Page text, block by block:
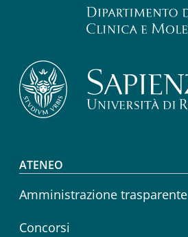
Footer menu
ATENEO
Amministrazione trasparente
Concorsi